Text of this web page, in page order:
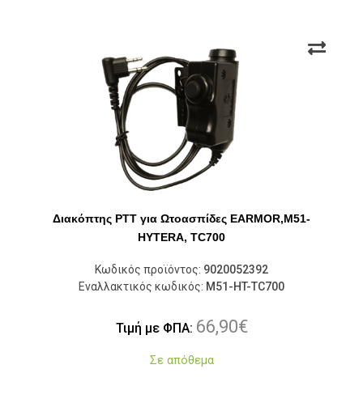
Διακόπτης PTT για Ωτοασπίδες EARMOR,M51-
HYTERA, TC700
Κωδικός προϊόντος: 9020052392
Εναλλακτικός κωδικός: M51-HT-TC700
Τιμή με ΦΠΑ: 66,90€
Σε απόθεμα